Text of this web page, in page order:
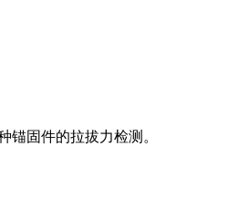
固件的拉拔力检测。